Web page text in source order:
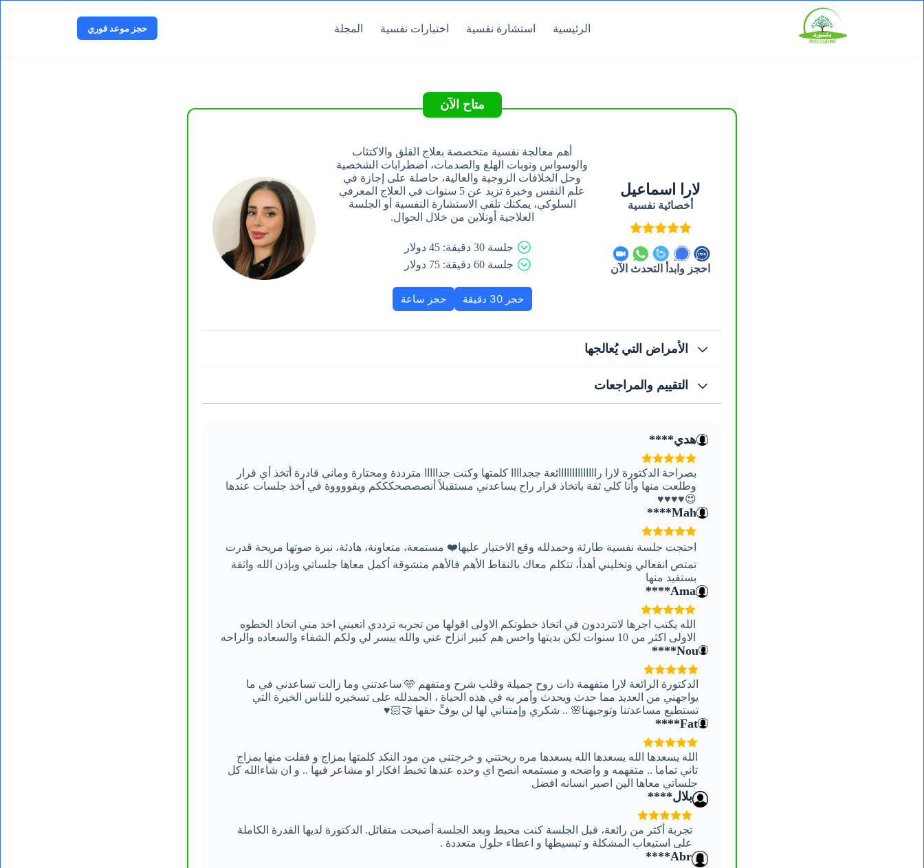
الرئيسية استشارة نفسية اختبارات نفسية المجلة حجز موعد فوري
متاح الآن
لارا اسماعيل
أخصائية نفسية
احجز وابدأ التحدث الآن
أهم معالجة نفسية متخصصة بعلاج القلق والاكتئاب
والوسواس ونوبات الهلع والصدمات، اضطرابات الشخصية
وحل الخلافات الزوجية والعالية، حاصلة على إجازة في
علم النفس وخبرة تزيد عن 5 سنوات في العلاج المعرفي
السلوكي، يمكنك تلقي الاستشارة النفسية أو الجلسة
العلاجية أونلاين من خلال الجوال.
جلسة 30 دقيقة: 45 دولار
جلسة 60 دقيقة:
75 دولار
حجز 30 دقيقة حجز ساعة
الأمراض التي يُعالجها
التقييم والمراجعات
هدي****
بصراحة الدكتورة لارا راااااااااااااائعة ججداااا كلمتها وكنت جدااااا مترددة ومحتارة وماني قادرة أتخذ أي قرار
وطلعت منها وأنا كلي ثقة باتخاذ قرار راح يساعدني مستقبلاً أنصصصحكككم وبقووووة في أخذ جلسات عندها
😍♥️♥️♥️♥️
Mah****
احتجت جلسة نفسية طارئة وحمدلله وقع الاختيار عليها❤️ مستمعة، متعاونة، هادئة، نبرة صوتها مريحة قدرت
تمتص انفعالي وتخليني أهدأ، تتكلم معاك بالنقاط الأهم فالأهم متشوقة أكمل معاها جلساتي وبإذن الله واثقة
بستفيد منها
Ama****
الله يكتب اجرها لاتترددون في اتخاذ خطوتكم الاولى اقولها من تجربه ترددي اتعبني اخذ مني اتخاذ الخطوه
الاولى اكثر من 10 سنوات لكن بديتها واحس هم كبير انزاح عني والله ييسر لي ولكم الشفاء والسعاده والراحه
Nou****
الدكتورة الرائعة لارا متفهمة ذات روح جميلة وقلب شرح ومتفهم 🩵 ساعدتني وما زالت تساعدني في ما
يواجهني من العديد مما حدث ويحدث وأمر به في هذه الحياة ، الحمدلله على تسخيره للناس الخيرة التي
تستطيع مساعدتنا وتوجيهنا🌸 .. شكري وإمتناني لها لن يوفِّ حقها 🤝🏻♥️
Fat****
الله يسعدها الله يسعدها الله يسعدها مره ريحتني و خرجتني من مود النكد كلمتها بمزاج و قفلت منها بمزاج
تاني تماما .. متفهمه و واضحه و مستمعه انصح اي وحده عندها تخبط افكار او مشاعر فيها .. و ان شاءالله كل
جلساتي معاها الين اصير انسانه افضل
بلال****
تجربة أكثر من رائعة، قبل الجلسة كنت محبط وبعد الجلسة أصبحت متفائل. الدكتورة لديها القدرة الكاملة
على استيعاب المشكلة و تبسيطها و اعطاء حلول متعددة .
Abr****